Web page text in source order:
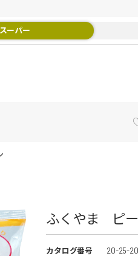
ーパー
ふくやま ピ
カタログ番号
20-25-